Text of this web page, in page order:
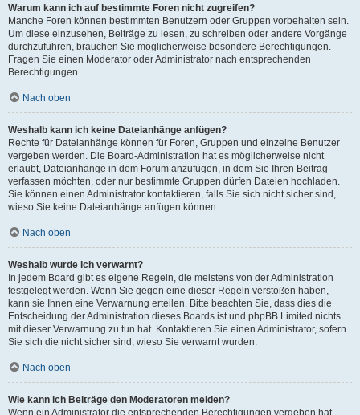
Warum kann ich auf bestimmte Foren nicht zugreifen?
Manche Foren können bestimmten Benutzern oder Gruppen vorbehalten sein.
Um diese einzusehen, Beiträge zu lesen, zu schreiben oder andere Vorgänge
durchzuführen, brauchen Sie möglicherweise besondere Berechtigungen.
Fragen Sie einen Moderator oder Administrator nach entsprechenden
Berechtigungen.
Nach oben
Weshalb kann ich keine Dateianhänge anfügen?
Rechte für Dateianhänge können für Foren, Gruppen und einzelne Benutzer
vergeben werden. Die Board-Administration hat es möglicherweise nicht
erlaubt, Dateianhänge in dem Forum anzufügen, in dem Sie Ihren Beitrag
verfassen möchten, oder nur bestimmte Gruppen dürfen Dateien hochladen.
Sie können einen Administrator kontaktieren, falls Sie sich nicht sicher sind,
wieso Sie keine Dateianhänge anfügen können.
Nach oben
Weshalb wurde ich verwarnt?
In jedem Board gibt es eigene Regeln, die meistens von der Administration
festgelegt werden. Wenn Sie gegen eine dieser Regeln verstoßen haben,
kann sie Ihnen eine Verwarnung erteilen. Bitte beachten Sie, dass dies die
Entscheidung der Administration dieses Boards ist und phpBB Limited nichts
mit dieser Verwarnung zu tun hat. Kontaktieren Sie einen Administrator, sofern
Sie sich die nicht sicher sind, wieso Sie verwarnt wurden.
Nach oben
Wie kann ich Beiträge den Moderatoren melden?
Wenn ein Administrator die entsprechenden Berechtigungen vergeben hat,